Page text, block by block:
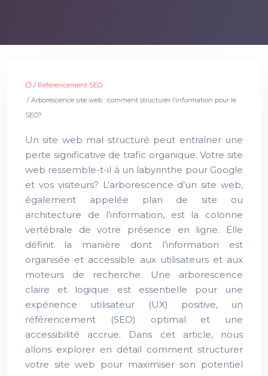
/ Référencement SEO
/ Arborescence site web : comment structurer l’information pour le
SEO?
Un site web mal structuré peut entraîner une
perte significative de trafic organique. Votre site
web ressemble-t-il à un labyrinthe pour Google
et vos visiteurs? L’arborescence d’un site web,
également appelée plan de site ou
architecture de l’information, est la colonne
vertébrale de votre présence en ligne. Elle
définit la manière dont l’information est
organisée et accessible aux utilisateurs et aux
moteurs de recherche. Une arborescence
claire et logique est essentielle pour une
expérience utilisateur (UX) positive, un
référencement (SEO) optimal et une
accessibilité accrue. Dans cet article, nous
allons explorer en détail comment structurer
votre site web pour maximiser son potentiel